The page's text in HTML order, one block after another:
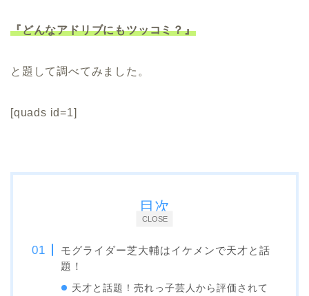
『どんなアドリブにもツッコミ？』
と題して調べてみました。
[quads id=1]
CLOSE
目次
モグライダー芝大輔はイケメンで天才と話
題！
天才と話題！売れっ子芸人から評価されて